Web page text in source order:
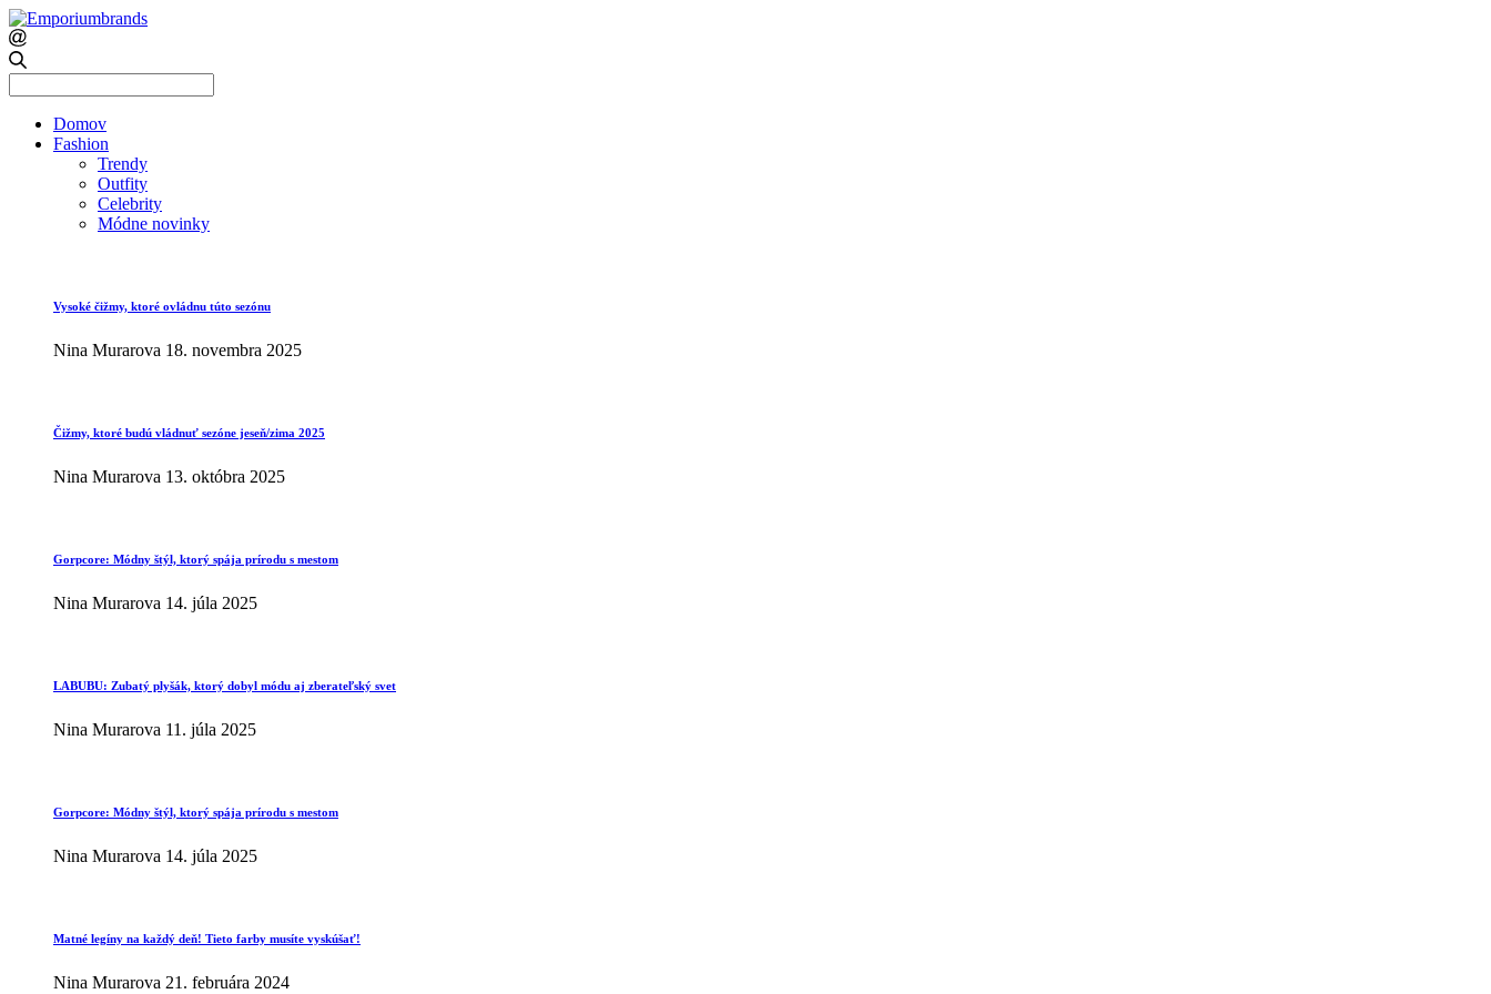
for:
Domov
Fashion
Trendy
Outfity
Celebrity
Módne novinky
Vysoké čižmy, ktoré ovládnu túto sezónu
Nina Murarova 18. novembra 2025
Čižmy, ktoré budú vládnuť sezóne jeseň/zima 2025
Nina Murarova 13. októbra 2025
Gorpcore: Módny štýl, ktorý spája prírodu s mestom
Nina Murarova 14. júla 2025
LABUBU: Zubatý plyšák, ktorý dobyl módu aj zberateľský svet
Nina Murarova 11. júla 2025
Gorpcore: Módny štýl, ktorý spája prírodu s mestom
Nina Murarova 14. júla 2025
Matné legíny na každý deň! Tieto farby musíte vyskúšať!
Nina Murarova 21. februára 2024